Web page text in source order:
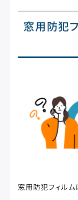
窓用防犯
窓用防犯フィルム